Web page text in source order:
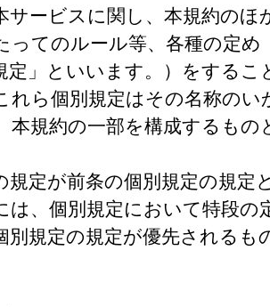
サービスに関し、本規約のほ
ってのルール等、各種の定め
定」といいます。）をするこ
れら個別規定はその名称のい
本規約の一部を構成するもの
規定が前条の個別規定の規定
は、個別規定において特段の
別規定の規定が優先されるも